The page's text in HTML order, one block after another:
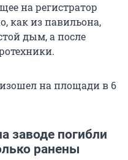
на регистратор
как из павильона,
дым, а после
на площади в 6
заводе погибли
ранены